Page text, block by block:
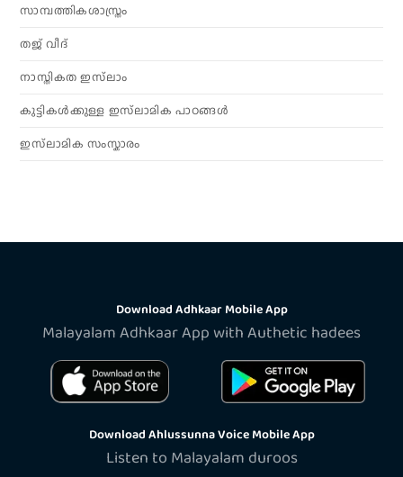
സാമ്പത്തികശാസ്ത്രം
തജ് വീദ്
നാസ്തികത ഇസ്‌ലാം
കുട്ടികൾക്കുള്ള ഇസ്‌ലാമിക പാഠങ്ങൾ
ഇസ്‌ലാമിക സംസ്കാരം
Download Adhkaar Mobile App
Malayalam Adhkaar App with Authetic hadees
Download Ahlussunna Voice Mobile App
Listen to Malayalam duroos